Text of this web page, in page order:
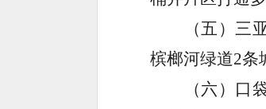
（五）三
槟榔河绿道2条
（六）口